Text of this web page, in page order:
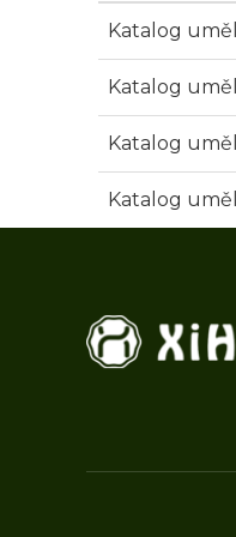
Katalog
Katalog
Katalog
Katalog